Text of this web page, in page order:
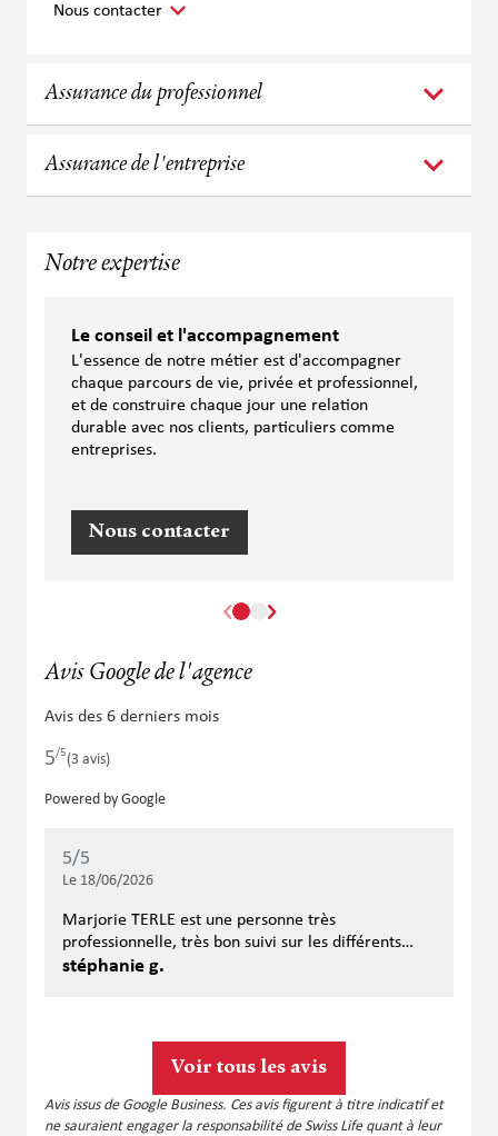
Nous contacter
Assurance du professionnel
Assurance de l'entreprise
Notre expertise
Le conseil et l'accompagnement
L'essence de notre métier est d'accompagner
chaque parcours de vie, privée et professionnel,
et de construire chaque jour une relation
durable avec nos clients, particuliers comme
entreprises.
Nous contacter
Avis Google de l'agence
Avis des 6 derniers mois
5/5Note de 5 sur 5
(3 avis)
Powered by Google
5/5
Le 18/06/2026
Marjorie TERLE est une personne très
professionnelle, très bon suivi sur les différents
dossiers entreprises. Je recommande +++
stéphanie g.
Voir tous les avis
Avis issus de Google Business. Ces avis figurent à titre indicatif et
ne sauraient engager la responsabilité de Swiss Life quant à leur